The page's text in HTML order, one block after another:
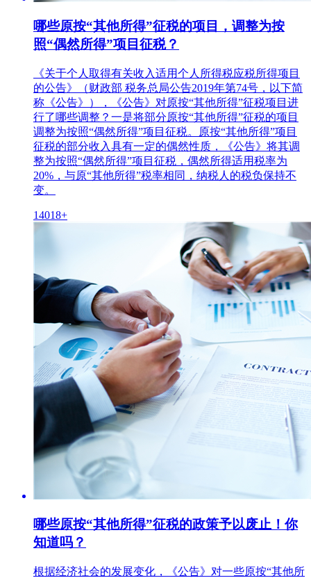
哪些原按“其他所得”征税的项目，调整为按
照“偶然所得”项目征税？
《关于个人取得有关收入适用个人所得税应税所得项目
的公告》（财政部 税务总局公告2019年第74号，以下简
称《公告》），《公告》对原按“其他所得”征税项目进
行了哪些调整？一是将部分原按“其他所得”征税的项目
调整为按照“偶然所得”项目征税。原按“其他所得”项目
征税的部分收入具有一定的偶然性质，《公告》将其调
整为按照“偶然所得”项目征税，偶然所得适用税率为
20%，与原“其他所得”税率相同，纳税人的税负保持不
变。
14018+
哪些原按“其他所得”征税的政策予以废止！你
知道吗？
根据经济社会的发展变化，《公告》对一些原按“其他所